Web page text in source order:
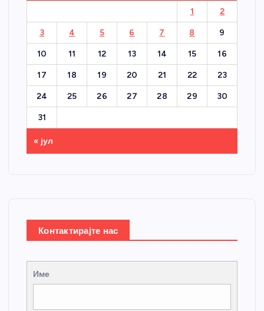
1 2
3 4 5 6 7 8 9
10 11 12 13 14 15 16
17 18 19 20 21 22 23
24 25 26 27 28 29 30
31
« јул
Контактирајте нас
Име